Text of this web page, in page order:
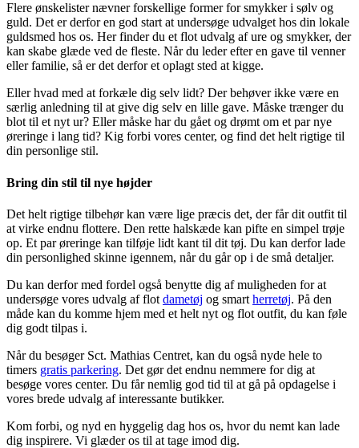
Flere ønskelister nævner forskellige former for smykker i sølv og
guld. Det er derfor en god start at undersøge udvalget hos din lokale
guldsmed hos os. Her finder du et flot udvalg af ure og smykker, der
kan skabe glæde ved de fleste. Når du leder efter en gave til venner
eller familie, så er det derfor et oplagt sted at kigge.
Eller hvad med at forkæle dig selv lidt? Der behøver ikke være en
særlig anledning til at give dig selv en lille gave. Måske trænger du
blot til et nyt ur? Eller måske har du gået og drømt om et par nye
øreringe i lang tid? Kig forbi vores center, og find det helt rigtige til
din personlige stil.
Bring din stil til nye højder
Det helt rigtige tilbehør kan være lige præcis det, der får dit outfit til
at virke endnu flottere. Den rette halskæde kan pifte en simpel trøje
op. Et par øreringe kan tilføje lidt kant til dit tøj. Du kan derfor lade
din personlighed skinne igennem, når du går op i de små detaljer.
Du kan derfor med fordel også benytte dig af muligheden for at
undersøge vores udvalg af flot dametøj og smart herretøj. På den
måde kan du komme hjem med et helt nyt og flot outfit, du kan føle
dig godt tilpas i.
Når du besøger Sct. Mathias Centret, kan du også nyde hele to
timers gratis parkering. Det gør det endnu nemmere for dig at
besøge vores center. Du får nemlig god tid til at gå på opdagelse i
vores brede udvalg af interessante butikker.
Kom forbi, og nyd en hyggelig dag hos os, hvor du nemt kan lade
dig inspirere. Vi glæder os til at tage imod dig.